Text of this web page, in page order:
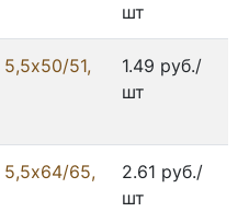
шт
51,
1.49 руб./
шт
65,
2.61 руб./
шт